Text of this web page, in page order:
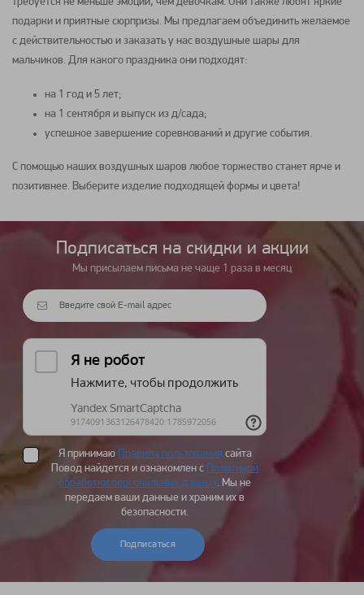
подарки и приятные сюрпризы. Мы предлагаем объединить желаемое
с действительностью и заказать у нас воздушные шары для
мальчиков. Для какого праздника они подходят:
на 1 год и 5 лет;
на 1 сентября и выпуск из д/сада;
успешное завершение соревнований и другие события.
С помощью наших воздушных шаров любое торжество станет ярче и
позитивнее. Выберите изделие подходящей формы и цвета!
Подписаться на cкидки и акции
Мы присылаем письма не чаще 1 раза в месяц
Я принимаю Правила пользования сайта
Повод найдется и ознакомлен с
Политикой
обработки персональных данных. Мы не
передаем ваши данные и храним их в
безопасности.
Подписаться